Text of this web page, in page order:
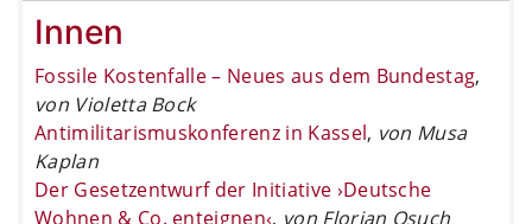
Innen
Fossile Kostenfalle – Neues aus dem Bundestag,
von Violetta Bock
Antimilitarismuskonferenz in Kassel, von Musa
Kaplan
Der Gesetzentwurf der Initiative ›Deutsche
Wohnen & Co. enteignen‹, von Florian Osuch